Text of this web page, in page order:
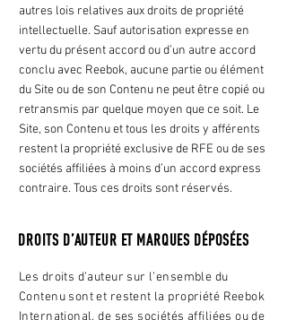
autres lois relatives aux droits de propriété
intellectuelle. Sauf autorisation expresse en
vertu du présent accord ou d’un autre accord
conclu avec Reebok, aucune partie ou élément
du Site ou de son Contenu ne peut être copié ou
retransmis par quelque moyen que ce soit. Le
Site, son Contenu et tous les droits y afférents
restent la propriété exclusive de RFE ou de ses
sociétés affiliées à moins d’un accord express
contraire. Tous ces droits sont réservés.
DROITS D’AUTEUR ET MARQUES DÉPOSÉES
Les droits d’auteur sur l’ensemble du
Contenu sont et restent la propriété Reebok
International, de ses sociétés affiliées ou de